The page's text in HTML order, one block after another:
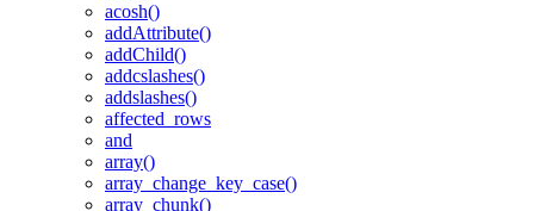
acosh()
addAttribute()
addChild()
addcslashes()
addslashes()
affected_rows
and
array()
array_change_key_case()
array_chunk()